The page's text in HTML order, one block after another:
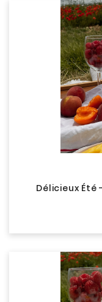
Délicieux Été